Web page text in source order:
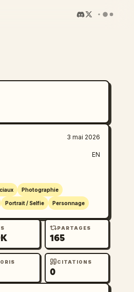
3 mai 2026
EN
Photographie
Portrait / Selfie Personnage
PARTAGES
165
CITATIONS
0